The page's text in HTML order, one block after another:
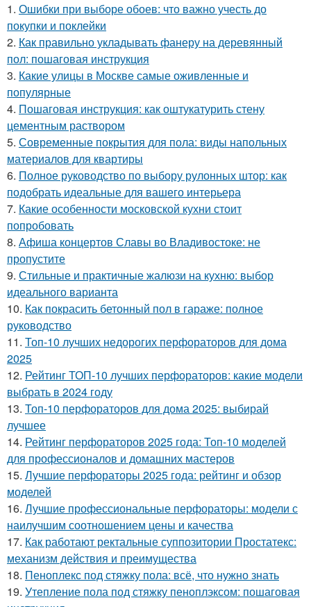
1. Ошибки при выборе обоев: что важно учесть до
покупки и поклейки
2. Как правильно укладывать фанеру на деревянный
пол: пошаговая инструкция
3. Какие улицы в Москве самые оживленные и
популярные
4. Пошаговая инструкция: как оштукатурить стену
цементным раствором
5. Современные покрытия для пола: виды напольных
материалов для квартиры
6. Полное руководство по выбору рулонных штор: как
подобрать идеальные для вашего интерьера
7. Какие особенности московской кухни стоит
попробовать
8. Афиша концертов Славы во Владивостоке: не
пропустите
9. Стильные и практичные жалюзи на кухню: выбор
идеального варианта
10. Как покрасить бетонный пол в гараже: полное
руководство
11. Топ-10 лучших недорогих перфораторов для дома
2025
12. Рейтинг ТОП-10 лучших перфораторов: какие модели
выбрать в 2024 году
13. Топ-10 перфораторов для дома 2025: выбирай
лучшее
14. Рейтинг перфораторов 2025 года: Топ-10 моделей
для профессионалов и домашних мастеров
15. Лучшие перфораторы 2025 года: рейтинг и обзор
моделей
16. Лучшие профессиональные перфораторы: модели с
наилучшим соотношением цены и качества
17. Как работают ректальные суппозитории Простатекс:
механизм действия и преимущества
18. Пеноплекс под стяжку пола: всё, что нужно знать
19. Утепление пола под стяжку пеноплэксом: пошаговая